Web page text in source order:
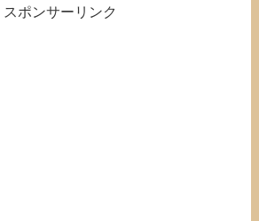
スポンサーリンク